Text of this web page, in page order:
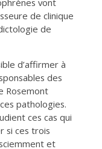
de clinique
de
d’affirmer à
des
Rosemont
pathologies.
ces cas qui
si ces trois
et